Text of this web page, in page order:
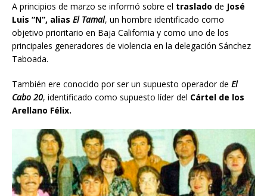
A principios de marzo se informó sobre el traslado de José
Luis “N”, alias El Tamal, un hombre identificado como
objetivo prioritario en Baja California y como uno de los
principales generadores de violencia en la delegación Sánchez
Taboada.
También ere conocido por ser un supuesto operador de El
Cabo 20, identificado como supuesto líder del Cártel de los
Arellano Félix.